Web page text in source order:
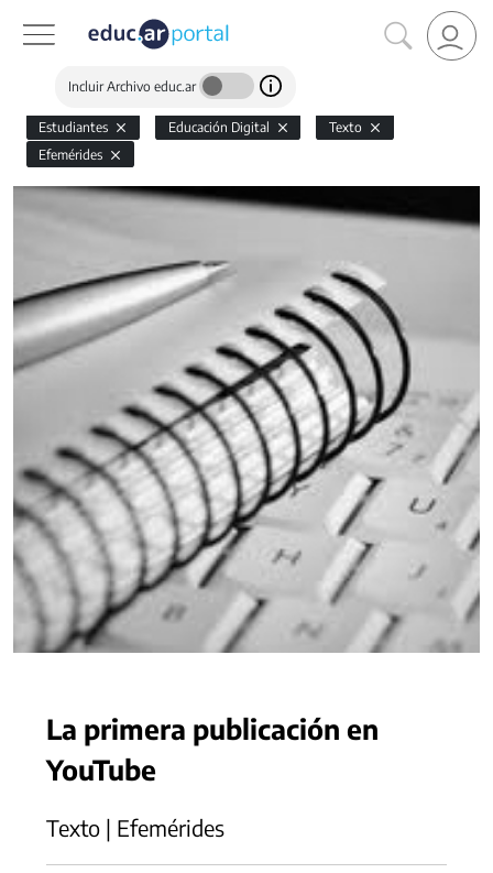
Incluir Archivo educ.ar
Estudiantes Educación Digital
Texto
Efemérides
La primera publicación en
YouTube
Texto | Efemérides